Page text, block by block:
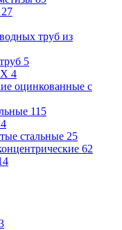
27
труб из
5
4
оцинкованные с
115
стальные 25
62